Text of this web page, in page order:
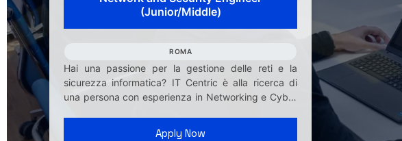
(Junior/Middle)
ROMA
Hai una passione per la gestione delle reti e la
sicurezza informatica? IT Centric è alla ricerca di
una persona con esperienza in Networking e Cyber
Apply Now